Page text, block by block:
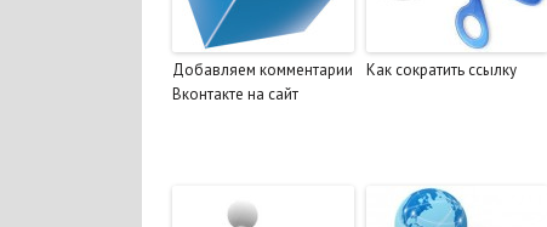
Добавляем комментарии
Вконтакте на сайт
Как сократить ссылку